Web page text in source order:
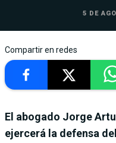
5 DE
Compartir en redes
El abogado Jorge
ejercerá la defensa